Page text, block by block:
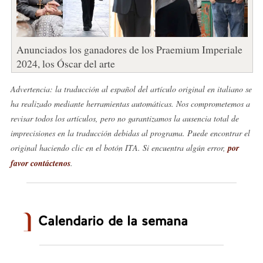
Anunciados los ganadores de los Praemium Imperiale
2024, los Óscar del arte
Advertencia: la traducción al español del artículo original en italiano se
ha realizado mediante herramientas automáticas. Nos comprometemos a
revisar todos los artículos, pero no garantizamos la ausencia total de
imprecisiones en la traducción debidas al programa. Puede encontrar el
original haciendo clic en el botón ITA. Si encuentra algún error, por
favor contáctenos.
Calendario de la semana